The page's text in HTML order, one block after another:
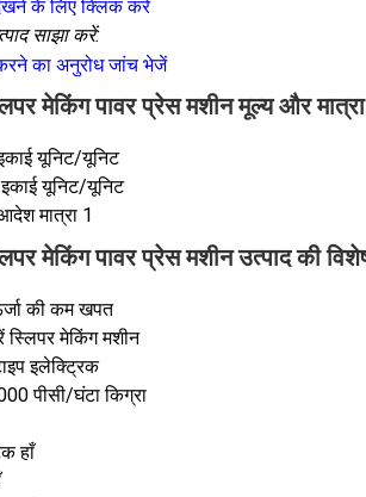
के लिए क्लिक करें
साझा करें:
का अनुरोध जांच भेजें
मेकिंग पावर प्रेस मशीन मूल्य और मात्रा
यूनिट/यूनिट
यूनिट/यूनिट
मात्रा 1
मेकिंग पावर प्रेस मशीन उत्पाद की
की कम खपत
स्लिपर मेकिंग मशीन
इलेक्ट्रिक
पीसी/घंटा किग्रा
हाँ